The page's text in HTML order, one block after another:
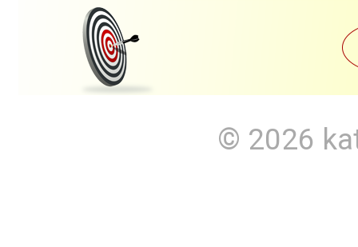
© 2026